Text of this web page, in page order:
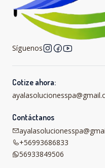
Síguenos
Cotize ahora:
Contáctanos
+56993686833
56933849506